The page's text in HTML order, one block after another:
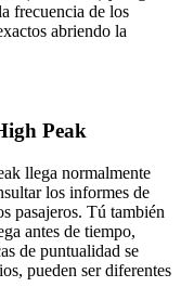
frecuencia de los
abriendo la
Peak
llega normalmente
los informes de
pasajeros. Tú también
antes de tiempo,
de puntualidad se
pueden ser diferentes